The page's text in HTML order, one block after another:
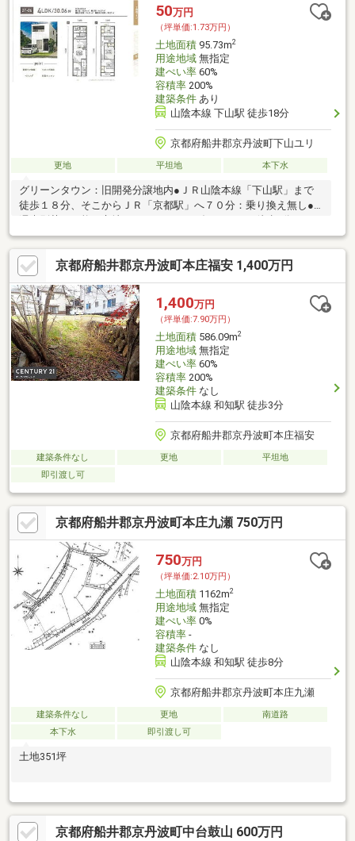
50万円
（坪単価:1.73万円）
土地面積95.73m2
用途地域無指定
建ぺい率60%
容積率200%
建築条件あり
山陰本線 下山駅 徒歩18分
京都府船井郡京丹波町下山ユリ
更地 平坦地 本下水
グリーンタウン：旧開発分譲地内●ＪＲ山陰本線「下山駅」まで
徒歩１８分、そこからＪＲ「京都駅」へ７０分：乗り換え無し●
京都府船井郡京丹波町本庄福安 1,400万円
1,400万円
（坪単価:7.90万円）
土地面積586.09m2
用途地域無指定
建ぺい率60%
容積率200%
建築条件なし
山陰本線 和知駅 徒歩3分
京都府船井郡京丹波町本庄福安
建築条件なし 更地
平坦地
即引渡し可
京都府船井郡京丹波町本庄九瀬 750万円
750万円
（坪単価:2.10万円）
土地面積1162m2
用途地域無指定
建ぺい率0%
容積率-
建築条件なし
山陰本線 和知駅 徒歩8分
京都府船井郡京丹波町本庄九瀬
建築条件なし 更地
南道路
本下水
即引渡し可
土地351坪
京都府船井郡京丹波町中台鼓山 600万円